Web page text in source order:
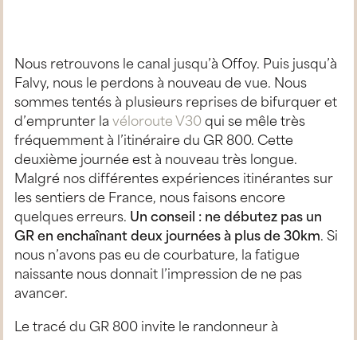
Nous retrouvons le canal jusqu’à Offoy. Puis jusqu’à
Falvy, nous le perdons à nouveau de vue. Nous
sommes tentés à plusieurs reprises de bifurquer et
d’emprunter la véloroute V30 qui se mêle très
fréquemment à l’itinéraire du GR 800. Cette
deuxième journée est à nouveau très longue.
Malgré nos différentes expériences itinérantes sur
les sentiers de France, nous faisons encore
quelques erreurs. Un conseil : ne débutez pas un
GR en enchaînant deux journées à plus de 30km. Si
nous n’avons pas eu de courbature, la fatigue
naissante nous donnait l’impression de ne pas
avancer.
Le tracé du GR 800 invite le randonneur à